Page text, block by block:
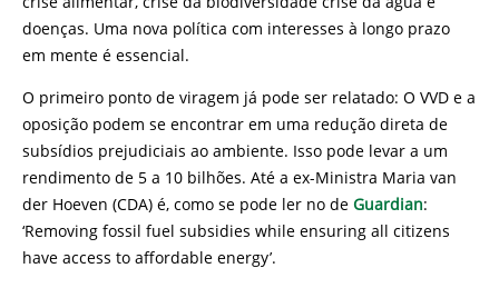
doenças. Uma nova política com interesses à longo prazo
em mente é essencial.
O primeiro ponto de viragem já pode ser relatado: O VVD e a
oposição podem se encontrar em uma redução direta de
subsídios prejudiciais ao ambiente. Isso pode levar a um
rendimento de 5 a 10 bilhões. Até a ex-Ministra Maria van
der Hoeven (CDA) é, como se pode ler no de Guardian:
‘Removing fossil fuel subsidies while ensuring all citizens
have access to affordable energy’.